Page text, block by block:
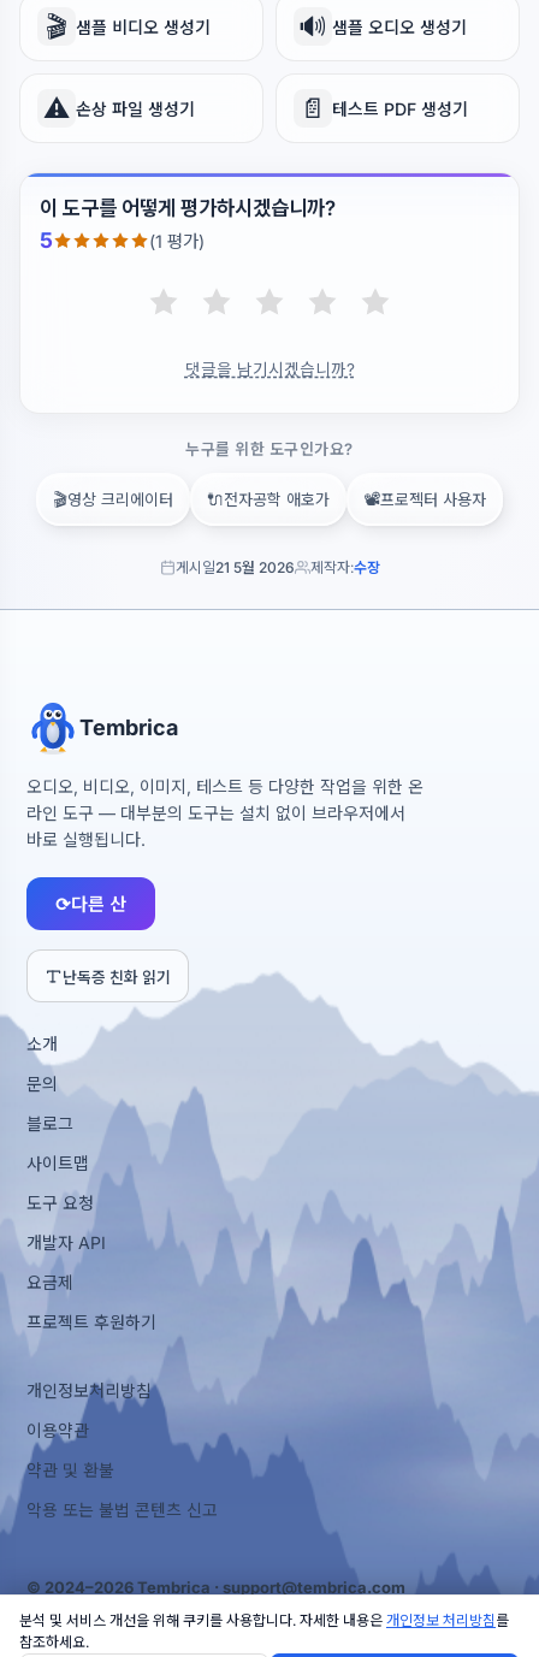
🎬 샘플 비디오 생성기 🔊 샘플 오디오 생성기
⚠️ 손상 파일 생성기 📄 테스트 PDF 생성기
이 도구를 어떻게 평가하시겠습니까?
5 (1 평가)
댓글을 남기시겠습니까?
누구를 위한 도구인가요?
🎬영상 크리에이터 🔌전자공학 애호가 📽️프로젝터 사용자
게시일21 5월 2026 제작자:수장
Tembrica
오디오, 비디오, 이미지, 테스트 등 다양한 작업을 위한 온
라인 도구 — 대부분의 도구는 설치 없이 브라우저에서
바로 실행됩니다.
⟳다른 산
난독증 친화 읽기
소개
문의
블로그
사이트맵
도구 요청
개발자 API
요금제
프로젝트 후원하기
개인정보처리방침
이용약관
약관 및 환불
악용 또는 불법 콘텐츠 신고
© 2024–2026 Tembrica · support@tembrica.com
분석 및 서비스 개선을 위해 쿠키를 사용합니다. 자세한 내용은 개인정보 처리방침 를
참조하세요.